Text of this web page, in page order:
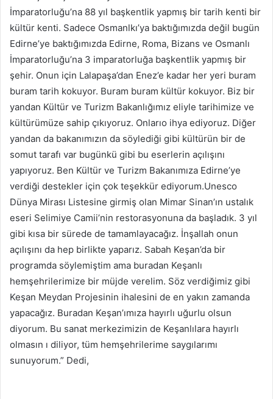
İmparatorluğu’na 88 yıl başkentlik yapmış bir tarih kenti bir
kültür kenti. Sadece Osmanlkı’ya baktığımızda değil bugün
Edirne’ye baktığımızda Edirne, Roma, Bizans ve Osmanlı
İmparatorluğu’na 3 imparatorluğa başkentlik yapmış bir
şehir. Onun için Lalapaşa’dan Enez’e kadar her yeri buram
buram tarih kokuyor. Buram buram kültür kokuyor. Biz bir
yandan Kültür ve Turizm Bakanlığımız eliyle tarihimize ve
kültürümüze sahip çıkıyoruz. Onlarıo ihya ediyoruz. Diğer
yandan da bakanımızın da söylediği gibi kültürün bir de
somut tarafı var bugünkü gibi bu eserlerin açılışını
yapıyoruz. Ben Kültür ve Turizm Bakanımıza Edirne’ye
verdiği destekler için çok teşekkür ediyorum.Unesco
Dünya Mirası Listesine girmiş olan Mimar Sinan’ın ustalık
eseri Selimiye Camii’nin restorasyonuna da başladık. 3 yıl
gibi kısa bir sürede de tamamlayacağız. İnşallah onun
açılışını da hep birlikte yaparız. Sabah Keşan’da bir
programda söylemiştim ama buradan Keşanlı
hemşehrilerimize bir müjde verelim. Söz verdiğimiz gibi
Keşan Meydan Projesinin ihalesini de en yakın zamanda
yapacağız. Buradan Keşan’ımıza hayırlı uğurlu olsun
diyorum. Bu sanat merkezimizin de Keşanlılara hayırlı
olmasın ı diliyor, tüm hemşehrilerime saygılarımı
sunuyorum.” Dedi,